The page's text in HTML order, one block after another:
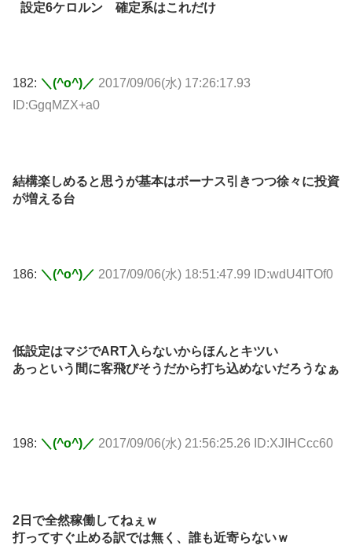
設定6ケロルン 確定系はこれだけ
182: ＼(^o^)／ 2017/09/06(水) 17:26:17.93
ID:GgqMZX+a0
結構楽しめると思うが基本はボーナス引きつつ徐々に投資
が増える台
186: ＼(^o^)／ 2017/09/06(水) 18:51:47.99 ID:wdU4lTOf0
低設定はマジでART入らないからほんとキツい
あっという間に客飛びそうだから打ち込めないだろうなぁ
198: ＼(^o^)／ 2017/09/06(水) 21:56:25.26 ID:XJIHCcc60
2日で全然稼働してねぇｗ
打ってすぐ止める訳では無く、誰も近寄らないｗ